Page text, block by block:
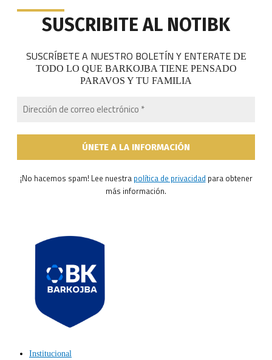
SUSCRIBITE AL NOTIBK
SUSCRÍBETE A NUESTRO BOLETÍN Y ENTERATE DE
TODO LO QUE BARKOJBA TIENE PENSADO
PARAVOS Y TU FAMILIA
¡No hacemos spam! Lee nuestra política de privacidad para obtener
más información.
Institucional